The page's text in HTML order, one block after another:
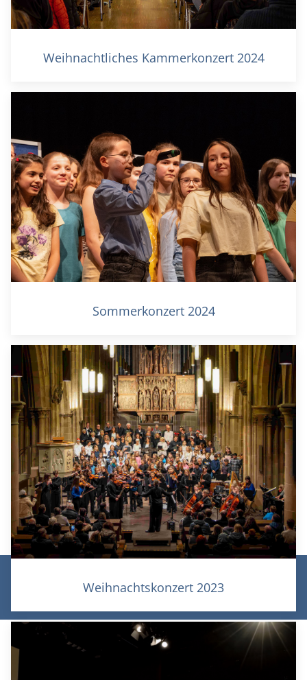
Weihnachtliches Kammerkonzert 2024
Sommerkonzert 2024
Weihnachtskonzert 2023
| Impressum|Login/Logout